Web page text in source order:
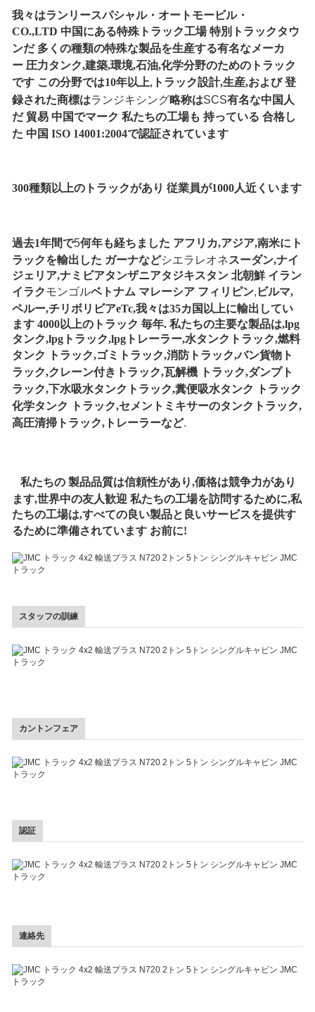
我々はランリースパシャル・オートモービル・
CO.,LTD 中国にある特殊トラック工場 特別トラックタウ
ンだ 多くの種類の特殊な製品を生産する有名なメーカ
ー 圧力タンク,建築,環境,石油,化学分野のためのトラック
です この分野では10年以上, トラック設計,生産,および 登
録された商標はランジキシング略称はSCS有名な中国人
だ 貿易 中国でマーク 私たちの工場も 持っている 合格し
た 中国 ISO 14001:2004で認証されています
300種類以上のトラックがあり 従業員が1000人近くいます
過去1年間で5何年も経ちました アフリカ,アジア,南米にト
ラックを輸出した ガーナなどシエラレオネスーダン,ナイ
ジェリア,ナミビアタンザニアタジキスタン 北朝鮮 イラン
イラクモンゴルベトナム マレーシア フィリピン, ビルマ,
ペルー,チリボリビアeTc,我々は35カ国以上に輸出してい
ます 4000以上のトラック 毎年. 私たちの主要な製品は,lpg
タンク,lpgトラック,lpgトレーラー,水タンクトラック,燃料
タンク
トラック,ゴミトラック,消防トラック,バン貨物ト
ラック,クレーン付きトラック,瓦解機
トラック,ダンプト
ラック,下水吸水タンクトラック,糞便吸水タンク
トラック
化学タンク
トラック,セメントミキサーのタンクトラック,
高圧清掃トラック,トレーラーなど.
私たちの 製品品質は信頼性があり,価格は競争力があり
ます,世界中の友人歓迎 私たちの工場を訪問するために,私
たちの工場は,すべての良い製品と良いサービスを提供す
るために準備されています お前に!
スタッフの訓練
カントンフェア
認証
連絡先